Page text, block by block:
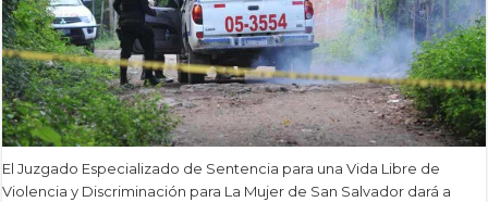
El Juzgado Especializado de Sentencia para una Vida Libre de
Violencia y Discriminación para La Mujer de San Salvador dará a